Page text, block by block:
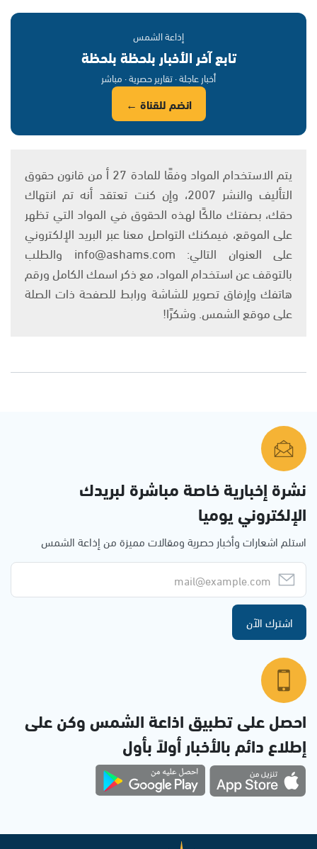
إذاعة الشمس
تابع آخر الأخبار بلحظة بلحظة
أخبار عاجلة · تقارير حصرية · مباشر
انضم للقناة ←
يتم الاستخدام المواد وفقًا للمادة 27 أ من قانون حقوق
التأليف والنشر 2007، وإن كنت تعتقد أنه تم انتهاك
حقك، بصفتك مالكًا لهذه الحقوق في المواد التي تظهر
على الموقع، فيمكنك التواصل معنا عبر البريد الإلكتروني
على العنوان التالي: info@ashams.com والطلب
بالتوقف عن استخدام المواد، مع ذكر اسمك الكامل ورقم
هاتفك وإرفاق تصوير للشاشة ورابط للصفحة ذات الصلة
على موقع الشمس. وشكرًا!
نشرة إخبارية خاصة مباشرة لبريدك
الإلكتروني يوميا
استلم اشعارات وأخبار حصرية ومقالات مميزة من إذاعة الشمس
اشترك الآن
احصل على تطبيق اذاعة الشمس وكن على
إطلاع دائم بالأخبار أولاً بأول